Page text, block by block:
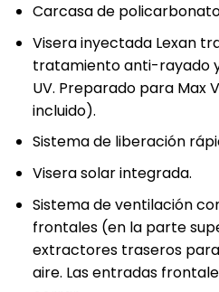
Carcasa de
Visera inyectada Lexan
tratamiento anti-rayado
UV. Preparado para Max
incluido).
Sistema de liberación
Visera solar integrada.
Sistema de ventilación
frontales (en la parte
extractores traseros
aire. Las entradas